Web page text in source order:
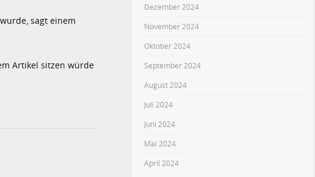
sagt einem
Artikel sitzen würde
Dezember 2024
November 2024
Oktober 2024
September 2024
August 2024
Juli 2024
Juni 2024
Mai 2024
April 2024